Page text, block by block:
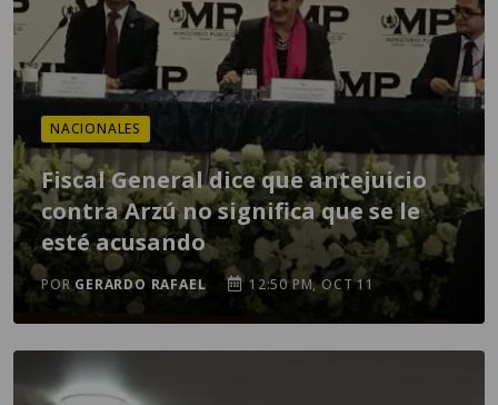
NACIONALES
Fiscal General dice que antejuicio
contra Arzú no significa que se le
esté acusando
PORGERARDO RAFAEL 12:50 PM, OCT 11